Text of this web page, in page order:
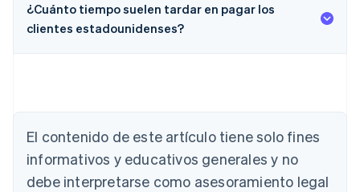
¿Cuánto tiempo suelen tardar en pagar los
clientes estadounidenses?
El contenido de este artículo tiene solo fines
informativos y educativos generales y no
debe interpretarse como asesoramiento legal
DeutschEnglish
Australia
English
Austria
DeutschEnglish